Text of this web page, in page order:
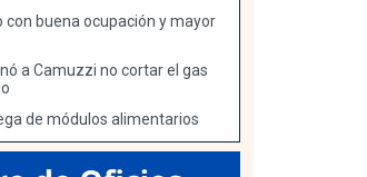
con buena ocupación y mayor
a Camuzzi no cortar el gas
de módulos alimentarios